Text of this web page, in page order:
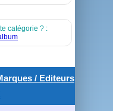
catégorie ? :
/ Editeurs